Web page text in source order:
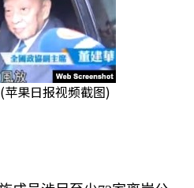
果日报视频截图)